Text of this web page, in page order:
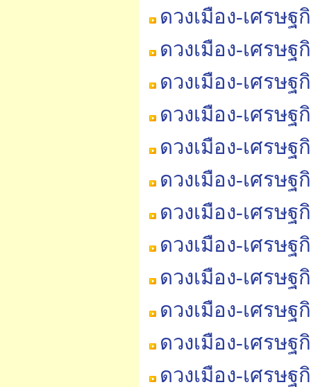
ดวงเมือง-เศรษ
ดวงเมือง-เศรษ
ดวงเมือง-เศรษ
ดวงเมือง-เศรษ
ดวงเมือง-เศรษ
ดวงเมือง-เศรษ
ดวงเมือง-เศรษ
ดวงเมือง-เศรษ
ดวงเมือง-เศรษ
ดวงเมือง-เศรษ
ดวงเมือง-เศรษ
ดวงเมือง-เศรษ